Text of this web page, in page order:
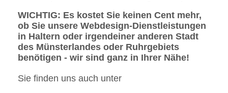
WICHTIG: Es kostet Sie keinen Cent mehr,
ob Sie unsere Webdesign-Dienstleistungen
in Haltern oder irgendeiner anderen Stadt
des Münsterlandes oder Ruhrgebiets
benötigen - wir sind ganz in Ihrer Nähe!
Sie finden uns auch unter